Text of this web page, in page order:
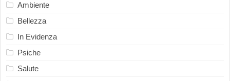
Ambiente
Bellezza
In Evidenza
Psiche
Salute